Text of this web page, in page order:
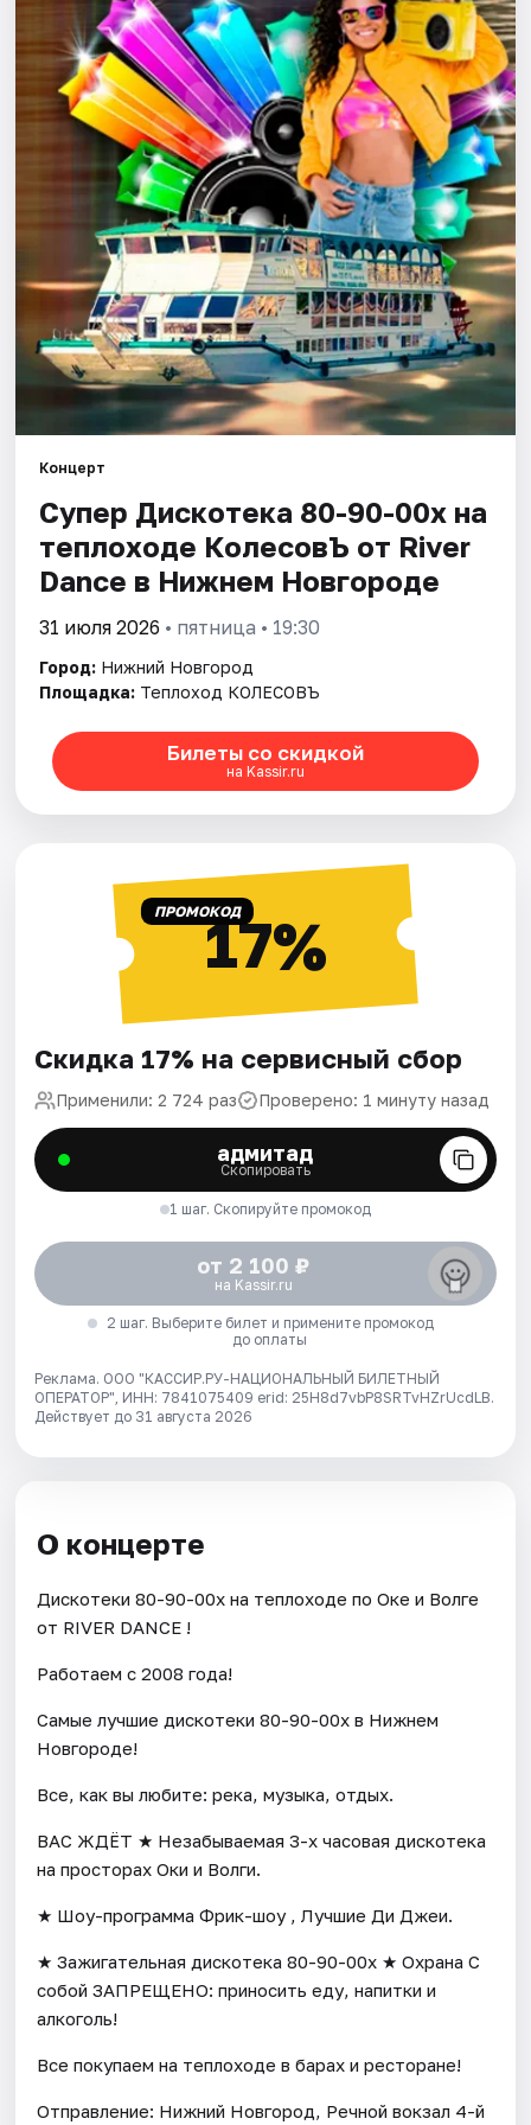
Города
Площадки
Артисты
Рейтинги
Концерт
Супер Дискотека 80-90-00х на
теплоходе КолесовЪ от River
Dance в Нижнем Новгороде
31 июля 2026 • пятница • 19:30
Город: Нижний Новгород
Площадка: Теплоход КОЛЕСОВЪ
Билеты со скидкой
на Kassir.ru
ПРОМОКОД17%
Скидка 17% на сервисный сбор
Применили: 2 724 раз Проверено: 1 минуту назад
адмитад
Скопировать
1 шаг. Скопируйте промокод
от 2 100 ₽
на Kassir.ru
2 шаг. Выберите билет и примените промокод
до оплаты
Реклама. ООО "КАССИР.РУ-НАЦИОНАЛЬНЫЙ БИЛЕТНЫЙ
ОПЕРАТОР", ИНН: 7841075409 erid: 25H8d7vbP8SRTvHZrUcdLB.
Действует до 31 августа 2026
О концерте
Дискотеки 80-90-00х на теплоходе по Оке и Волге
от RIVER DANCE !
Работаем с 2008 года!
Самые лучшие дискотеки 80-90-00х в Нижнем
Новгороде!
Все, как вы любите: река, музыка, отдых.
ВАС ЖДЁТ ★ Незабываемая 3-х часовая дискотека
на просторах Оки и Волги.
★ Шоу-программа Фрик-шоу , Лучшие Ди Джеи.
★ Зажигательная дискотека 80-90-00х ★ Охрана С
собой ЗАПРЕЩЕНО: приносить еду, напитки и
алкоголь!
Все покупаем на теплоходе в барах и ресторане!
Отправление: Нижний Новгород, Речной вокзал 4-й